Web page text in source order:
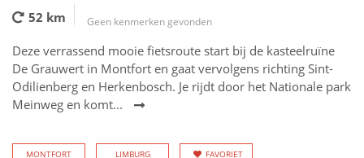
52 km Geen kenmerken gevonden
Deze verrassend mooie fietsroute start bij de kasteelruïne
De Grauwert in Montfort en gaat vervolgens richting Sint-
Odilienberg en Herkenbosch. Je rijdt door het Nationale park
Meinweg en komt...
MONTFORT LIMBURG FAVORIET